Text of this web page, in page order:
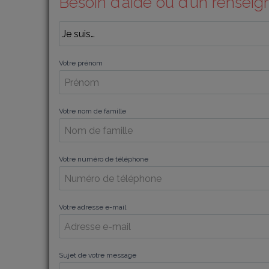
Votre prénom
Votre nom de famille
Votre numéro de téléphone
Votre adresse e-mail
Sujet de votre message